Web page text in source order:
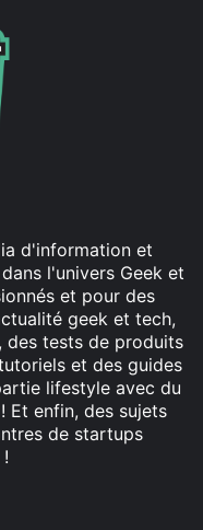
d'information et
l'univers Geek et
et pour des
geek et tech,
des tests de produits
et des guides
lifestyle avec du
Et enfin, des sujets
de startups